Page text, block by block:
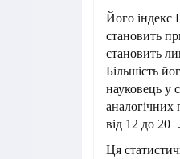
Його індекс
становить
становить
Більшість
науковець у
аналогічних
від 12 до
Ця